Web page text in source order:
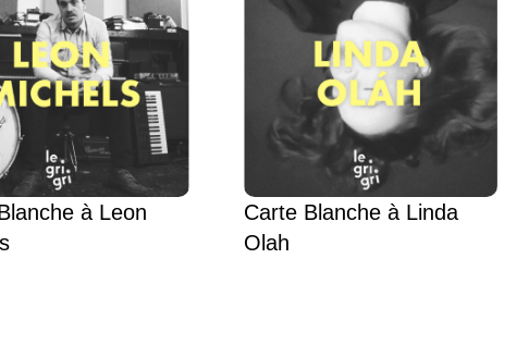
à Leon
Carte Blanche à Linda
Olah